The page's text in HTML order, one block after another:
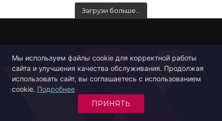
Загрузи больше…
Мы используем файлы cookie для корректной работы
сайта и улучшения качества обслуживания. Продолжая
использовать сайт, вы соглашаетесь с использованием
cookie. Подробнее
ПРИНЯТЬ